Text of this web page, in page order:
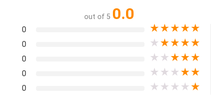
0.0
out of 5
★
★
★
★
★
0
★
★
★
★
★
0
★
★
★
★
★
0
★
★
★
★
★
0
★
★
★
★
★
0